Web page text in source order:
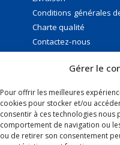
Gérer le
Pour offrir les meilleures
cookies pour stocker et/ou
consentir à ces technologies
comportement de navigation ou
ou de retirer son consentement
Charte qualité
Contactez-nous
Paiement en 2 fois sans
Cinq conseils pour